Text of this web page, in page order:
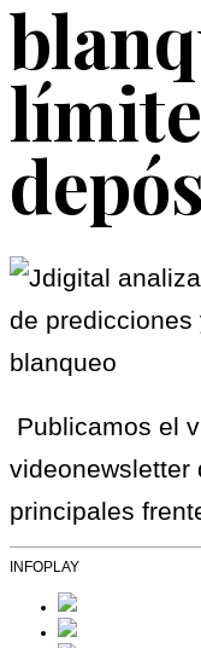
Publicamos el
videonewsletter
principales
INFOPLAY